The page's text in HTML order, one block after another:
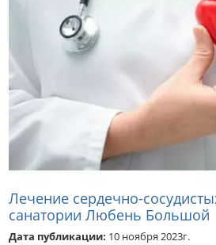
Лечение сердечно-
санатории Любень Большой
Дата публикации: 10 ноября 2023г.